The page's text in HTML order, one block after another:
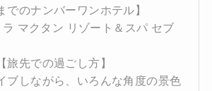
でのナンバーワンホテル】
マクタン リゾート＆スパ セブ
【旅先での過ごし方】
ブしながら、いろんな角度の景色